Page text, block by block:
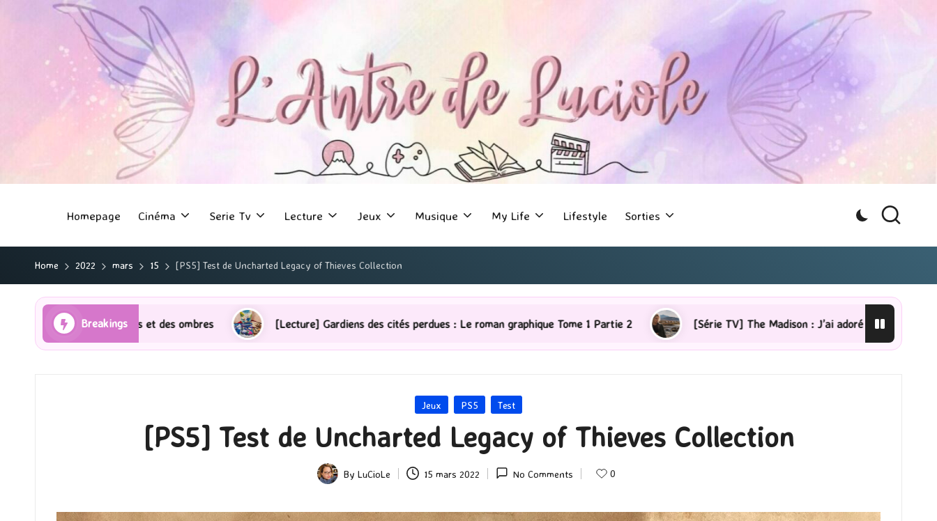
Homepage Cinéma Serie Tv Lecture Jeux Musique My Life Lifestyle Sorties
Home 2022 mars 15 [PS5] Test de Uncharted Legacy of Thieves Collection
Breakings
et des ombres [Lecture] Gardiens des cités perdues : Le roman graphique Tome 1 Partie 2 [Série TV] The Madison : J’ai adoré ! [Lecture] La femme de
Posted
Jeux PS5 Test
[PS5] Test de Uncharted Legacy of Thieves Collection
Posted
By LuCioLe 15 mars 2022 No Comments 0